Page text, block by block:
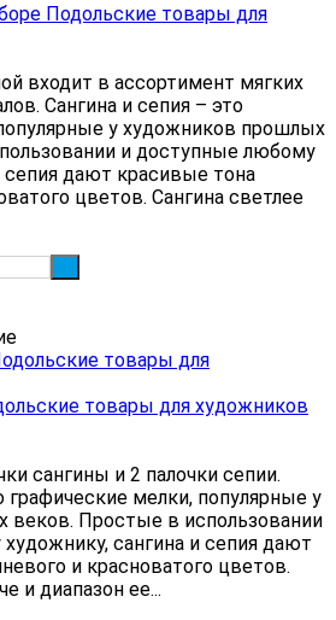
Подольские товары для
входит в ассортимент мягких
Сангина и сепия – это
у художников прошлых
и доступные любому
сепия дают красивые тона
цветов. Сангина светлее
товары для художников
сангины и 2 палочки сепии.
графические мелки, популярные у
Простые в использовании
сангина и сепия дают
и красноватого цветов.
и диапазон ее...